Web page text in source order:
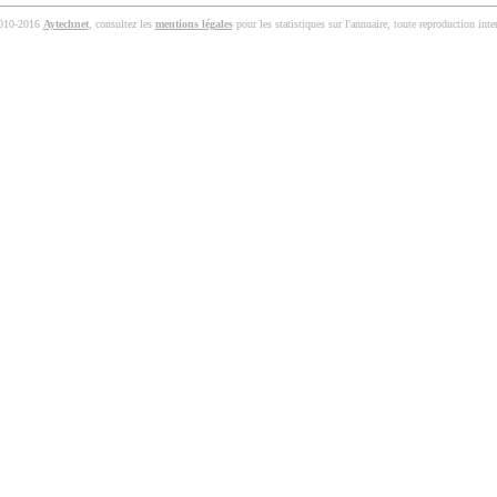
2016 Aytechnet, consultez les mentions légalespour les statistiques sur l'annuaire, toute reproduction